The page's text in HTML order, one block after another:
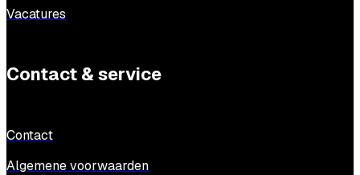
Vacatures
Contact & service
Contact
Algemene voorwaarden